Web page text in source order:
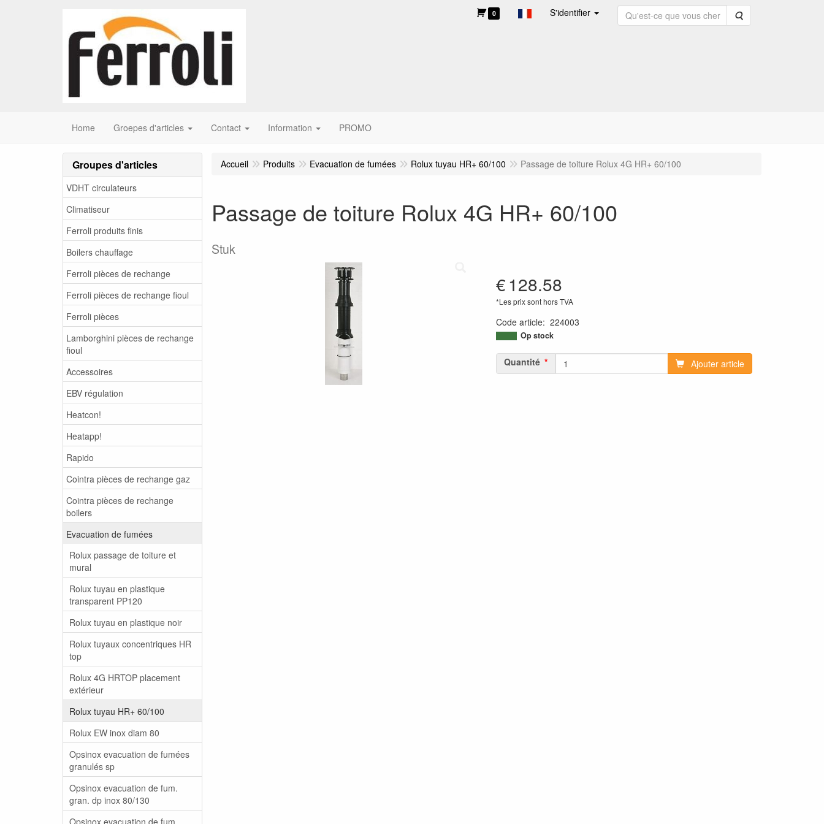
0 S'identifier Rechercher
Home Groepes d'articles Contact Information PROMO
Groupes d'articles
VDHT circulateurs
Climatiseur
Ferroli produits finis
Boilers chauffage
Ferroli pièces de rechange
Ferroli pièces de rechange fioul
Ferroli pièces
Lamborghini pièces de rechange
fioul
Accessoires
EBV régulation
Heatcon!
Heatapp!
Rapido
Cointra pièces de rechange gaz
Cointra pièces de rechange
boilers
Evacuation de fumées
Rolux passage de toiture et
mural
Rolux tuyau en plastique
transparent PP120
Rolux tuyau en plastique noir
Rolux tuyaux concentriques HR
top
Rolux 4G HRTOP placement
extérieur
Rolux tuyau HR+ 60/100
Rolux EW inox diam 80
Opsinox evacuation de fumées
granulés sp
Opsinox evacuation de fum.
gran. dp inox 80/130
Opsinox evacuation de fum.
Accueil Produits Evacuation de fumées Rolux tuyau HR+ 60/100 Passage de toiture Rolux 4G HR+ 60/100
Passage de toiture Rolux 4G HR+ 60/100
Stuk
€128.58
*Les prix sont hors TVA
Code article: 224003
Op stock
Quantité Ajouter article